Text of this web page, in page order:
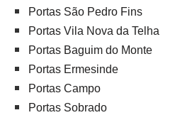
Portas São Pedro Fins
Portas Vila Nova da Telha
Portas Baguim do Monte
Portas Ermesinde
Portas Campo
Portas Sobrado